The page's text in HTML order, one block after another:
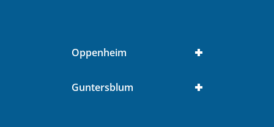
Oppenheim
Guntersblum